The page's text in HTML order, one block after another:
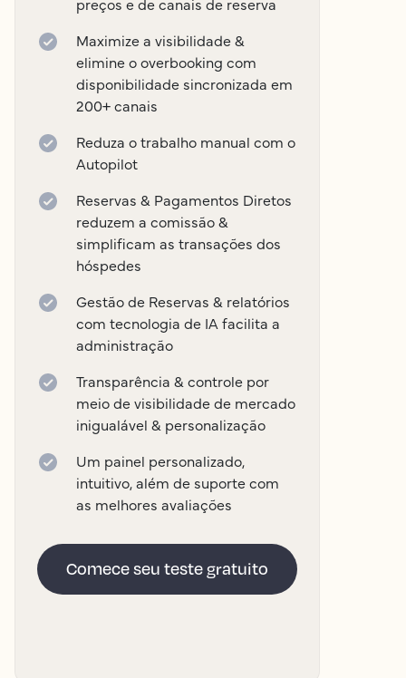
Maximize a visibilidade &
elimine o overbooking com
disponibilidade sincronizada em
200+ canais
Reduza o trabalho manual com o
Autopilot
Reservas & Pagamentos Diretos
reduzem a comissão &
simplificam as transações dos
hóspedes
Gestão de Reservas & relatórios
com tecnologia de IA facilita a
administração
Transparência & controle por
meio de visibilidade de mercado
inigualável & personalização
Um painel personalizado,
intuitivo, além de suporte com
as melhores avaliações
Comece seu teste gratuito